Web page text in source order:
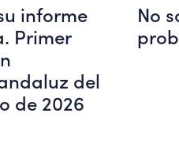
informe
Primer
del
de 2026
No